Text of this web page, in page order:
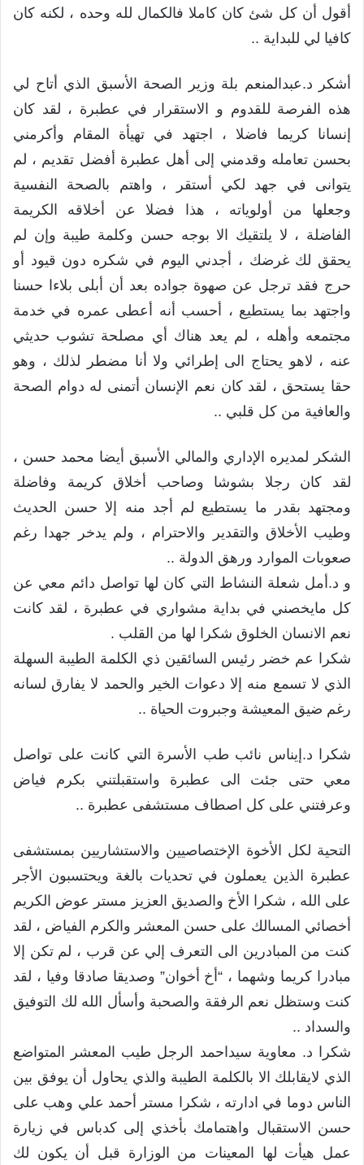
أقول أن كل شئ كان كاملا فالكمال لله وحده ، لكنه كان
كافيا لي للبداية ..
أشكر د.عبدالمنعم بلة وزير الصحة الأسبق الذي أتاح لي
هذه الفرصة للقدوم و الاستقرار في عطبرة ، لقد كان
إنسانا كريما فاضلا ، اجتهد في تهيأة المقام وأكرمني
بحسن تعامله وقدمني إلى أهل عطبرة أفضل تقديم ، لم
يتوانى في جهد لكي أستقر ، واهتم بالصحة النفسية
وجعلها من أولوياته ، هذا فضلا عن أخلاقه الكريمة
الفاضلة ، لا يلتقيك الا بوجه حسن وكلمة طيبة وإن لم
يحقق لك غرضك ، أجدني اليوم في شكره دون قيود أو
حرج فقد ترجل عن صهوة جواده بعد أن أبلى بلاءا حسنا
واجتهد بما يستطيع ، أحسب أنه أعطى عمره في خدمة
مجتمعه وأهله ، لم يعد هناك أي مصلحة تشوب حديثي
عنه ، لاهو يحتاج الى إطرائي ولا أنا مضطر لذلك ، وهو
حقا يستحق ، لقد كان نعم الإنسان أتمنى له دوام الصحة
والعافية من كل قلبي ..
الشكر لمديره الإداري والمالي الأسبق أيضا محمد حسن ،
لقد كان رجلا بشوشا وصاحب أخلاق كريمة وفاضلة
ومجتهد بقدر ما يستطيع لم أجد منه إلا حسن الحديث
وطيب الأخلاق والتقدير والاحترام ، ولم يدخر جهدا رغم
صعوبات الموارد ورهق الدولة ..
و د.أمل شعلة النشاط التي كان لها تواصل دائم معي عن
كل مايخصني في بداية مشواري في عطبرة ، لقد كانت
نعم الانسان الخلوق شكرا لها من القلب .
شكرا عم خضر رئيس السائقين ذي الكلمة الطيبة السهلة
الذي لا تسمع منه إلا دعوات الخير والحمد لا يفارق لسانه
رغم ضيق المعيشة وجبروت الحياة ..
شكرا د.إيناس نائب طب الأسرة التي كانت على تواصل
معي حتى جئت الى عطبرة واستقبلتني بكرم فياض
وعرفتني على كل اصطاف مستشفى عطبرة ..
التحية لكل الأخوة الإختصاصيين والاستشاريين بمستشفى
عطبرة الذين يعملون في تحديات بالغة ويحتسبون الأجر
على الله ، شكرا الأخ والصديق العزيز مستر عوض الكريم
أخصائي المسالك على حسن المعشر والكرم الفياض ، لقد
كنت من المبادرين الى التعرف إلي عن قرب ، لم تكن إلا
مبادرا كريما وشهما ، “أخ أخوان” وصديقا صادقا وفيا ، لقد
كنت وستظل نعم الرفقة والصحبة وأسأل الله لك التوفيق
والسداد ..
شكرا د. معاوية سيداحمد الرجل طيب المعشر المتواضع
الذي لايقابلك الا بالكلمة الطيبة والذي يحاول أن يوفق بين
الناس دوما في ادارته ، شكرا مستر أحمد علي وهب على
حسن الاستقبال واهتمامك بأخذي إلى كدباس في زيارة
عمل هيأت لها المعينات من الوزارة قبل أن يكون لك